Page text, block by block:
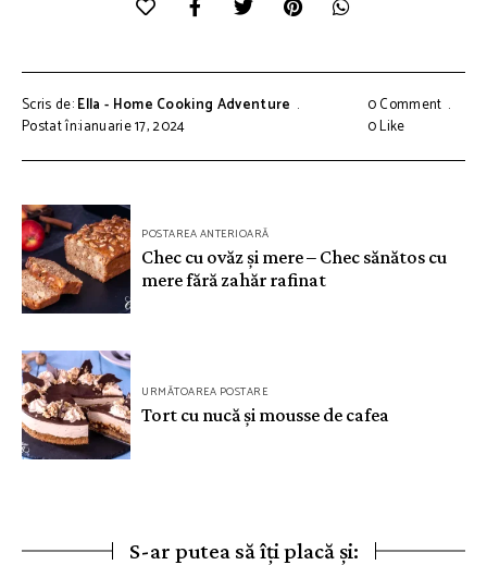
Scris de:Ella - Home Cooking Adventure
Postat în:ianuarie 17, 2024
0 Comment
0Like
Navigare
în
articole
POSTAREA ANTERIOARĂ
Chec cu ovăz și mere – Chec sănătos cu
mere fără zahăr rafinat
URMĂTOAREA POSTARE
Tort cu nucă și mousse de cafea
S-ar putea să îți placă și: